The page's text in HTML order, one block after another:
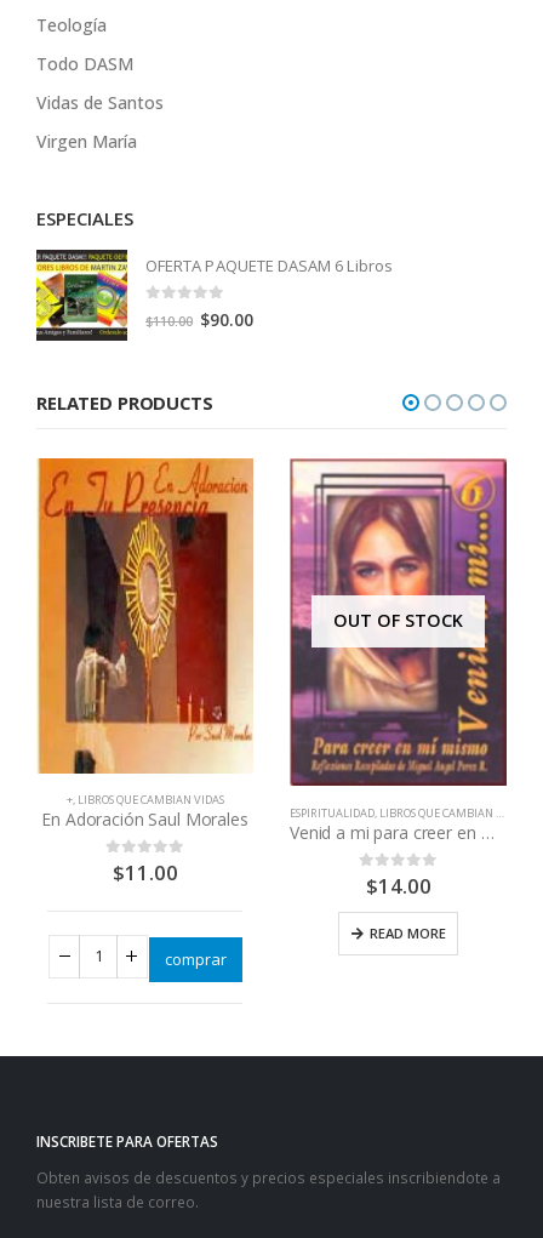
Teología
Todo DASM
Vidas de Santos
Virgen María
ESPECIALES
OFERTA PAQUETE DASAM 6 Libros
out of 5
$110.00 Original
$110.00.
$90.00Current
RELATED PRODUCTS
+, LIBROS QUE CAMBIAN VIDAS
En Adoración Saul Morales
out of 5
$11.00
comprar
OUT OF STOCK
ESPIRITUALIDAD, LIBROS QUE CAMBIAN VIDAS
Venid a mi para creer en mi mismo
out of 5
$14.00
READ MORE
INSCRIBETE PARA OFERTAS
Obten avisos de descuentos y precios especiales inscribiendote a
nuestra lista de correo.